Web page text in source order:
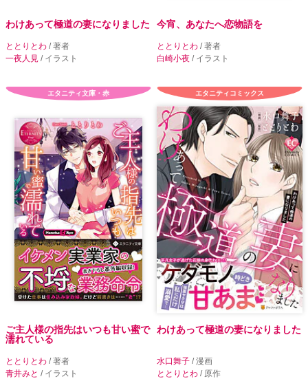
わけあって極道の妻になりました
ととりとわ / 著者
一夜人見 / イラスト
今宵、あなたへ恋物語を
ととりとわ / 著者
白崎小夜 / イラスト
エタニティ文庫・赤
ご主人様の指先はいつも甘い蜜で
濡れている
ととりとわ / 著者
青井みと / イラスト
エタニティコミックス
わけあって極道の妻になりました
水口舞子 / 漫画
ととりとわ / 原作